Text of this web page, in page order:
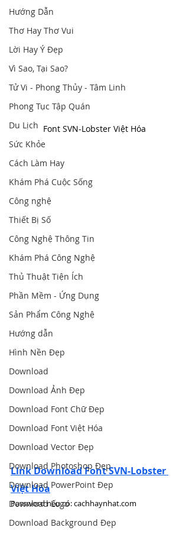
Hướng Dẫn
Thơ Hay Thơ Vui
Lời Hay Ý Đẹp
Vì Sao, Tại Sao?
Tử Vi - Phong Thủy - Tâm Linh
Phong Tục Tập Quán
Du Lịch
Sức Khỏe
Cách Làm Hay
Khám Phá Cuộc Sống
Công nghệ
Thiết Bị Số
Công Nghệ Thông Tin
Khám Phá Công Nghệ
Thủ Thuật Tiện Ích
Phần Mềm - Ứng Dụng
Sản Phẩm Công Nghệ
Hướng dẫn
Hình Nền Đẹp
Download
Download Ảnh Đẹp
Download Font Chữ Đẹp
Download Font Việt Hóa
Download Vector Đẹp
Download Photoshop Đẹp
Download PowerPoint Đẹp
Download Logo
Download Background Đẹp
Font SVN-Lobster Việt Hóa
Link Download Font SVN-Lobster
Việt Hóa
Password nếu có: cachhaynhat.com